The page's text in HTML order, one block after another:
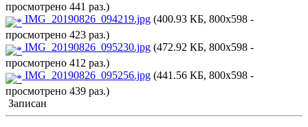
просмотрено 441 раз.)
IMG_20190826_094219.jpg (400.93 КБ, 800x598 -
просмотрено 423 раз.)
IMG_20190826_095230.jpg (472.92 КБ, 800x598 -
просмотрено 412 раз.)
IMG_20190826_095256.jpg (441.56 КБ, 800x598 -
просмотрено 439 раз.)
Записан